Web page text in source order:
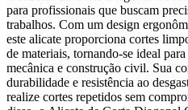
para profissionais que buscam
trabalhos. Com um design
este alicate proporciona cortes
de materiais, tornando-se ideal
mecânica e construção civil. Sua
durabilidade e resistência ao
realize cortes repetidos sem